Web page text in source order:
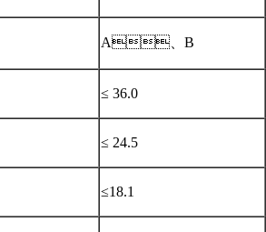
A、B
≤ 36.0
≤ 24.5
≤18.1